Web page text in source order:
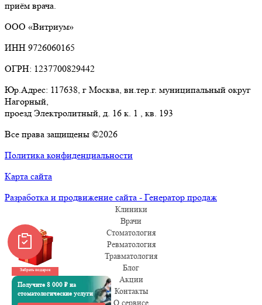
приём врача.
ООО «Витриум»
ИНН 9726060165
ОГРН: 1237700829442
Юр.Адрес: 117638, г Москва, вн.тер.г. муниципальный округ
Нагорный,
проезд Электролитный, д. 16 к. 1 , кв. 193
Все права защищены ©2026
Политика конфиденциальности
Карта сайта
Разработка и продвижение сайта - Генератор продаж
Клиники
Врачи
Стоматология
Ревматология
Травматология
Блог
Акции
Контакты
О сервисе
Забрать подарок
Получите 8 000 ₽ на
стоматологические услуги